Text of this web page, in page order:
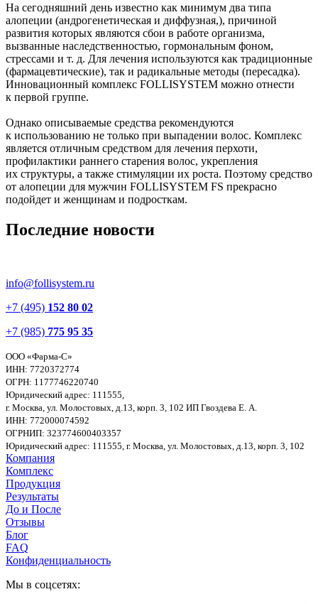
На сегодняшний день известно как минимум два типа
алопеции (андрогенетическая и диффузная,), причиной
развития которых являются сбои в работе организма,
вызванные наследственностью, гормональным фоном,
стрессами и т. д. Для лечения используются как традиционные
(фармацевтические), так и радикальные методы (пересадка).
Инновационный комплекс FOLLISYSTEM можно отнести
к первой группе.
Однако описываемые средства рекомендуются
к использованию не только при выпадении волос. Комплекс
является отличным средством для лечения перхоти,
профилактики раннего старения волос, укрепления
их структуры, а также стимуляции их роста. Поэтому средство
от алопеции для мужчин FOLLISYSTEM FS прекрасно
подойдет и женщинам и подросткам.
Последние новости
info@follisystem.ru
+7 (495) 152 80 02
+7 (985) 775 95 35
ООО «Фарма-С»
ИНН: 7720372774
ОГРН: 1177746220740
Юридический адрес: 111555,
г. Москва, ул. Молостовых, д.13, корп. 3, 102 ИП Гвоздева Е. А.
ИНН: 772000074592
ОГРНИП: 323774600403357
Юридический адрес: 111555, г. Москва, ул. Молостовых, д.13, корп. 3, 102
Компания
Комплекс
Продукция
Результаты
До и После
Отзывы
Блог
FAQ
Конфиденциальность
Мы в соцсетях: